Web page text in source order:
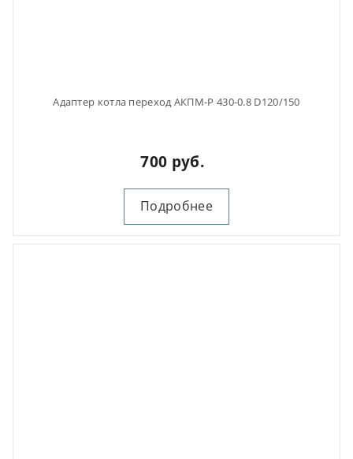
Адаптер котла переход АКПМ-Р 430-0.8 D120/150
700 руб.
Подробнее